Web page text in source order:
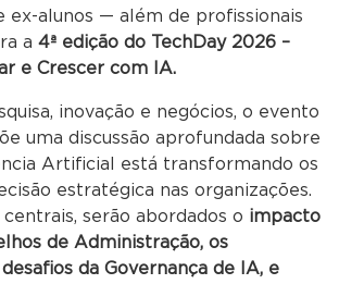
ex-alunos — além de profissionais
a 4ª edição do TechDay 2026 –
e Crescer com IA.
inovação e negócios, o evento
uma discussão aprofundada sobre
Artificial está transformando os
estratégica nas organizações.
serão abordados o impacto
de Administração, os
da Governança de IA, e